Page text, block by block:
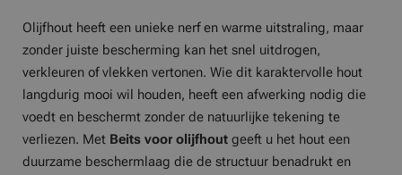
Olijfhout heeft een unieke nerf en warme uitstraling, maar
zonder juiste bescherming kan het snel uitdrogen,
verkleuren of vlekken vertonen. Wie dit karaktervolle hout
langdurig mooi wil houden, heeft een afwerking nodig die
voedt en beschermt zonder de natuurlijke tekening te
verliezen. Met Beits voor olijfhout geeft u het hout een
duurzame beschermlaag die de structuur benadrukt en